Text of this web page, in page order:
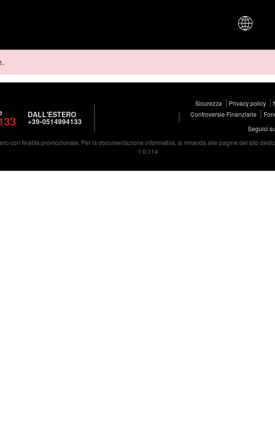
DALL'ESTERO
+39-0514994133
Sicurezza Privacy policy
Controversie Finanziarie
Seguici
con finalità promozionale. Per la documentazione informativa, si rimanda alle pagine del sito
1.0.114